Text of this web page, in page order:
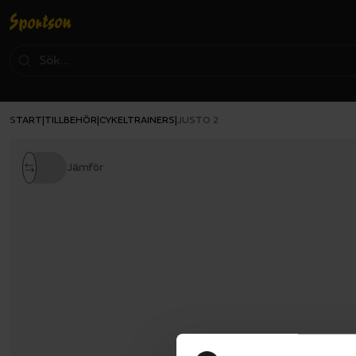
START TILLBEHÖR CYKELTRAINERS JUSTO 2
Jämför